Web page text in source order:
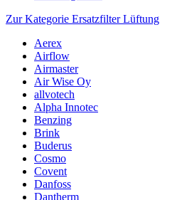
Zur Kategorie Ersatzfilter Lüftung
Aerex
Airflow
Airmaster
Air Wise Oy
allvotech
Alpha Innotec
Benzing
Brink
Buderus
Cosmo
Covent
Danfoss
Dantherm